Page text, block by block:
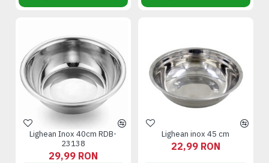
Lighean Inox 40cm RDB-
23138
29,99 RON
Lighean inox 45 cm
22,99 RON